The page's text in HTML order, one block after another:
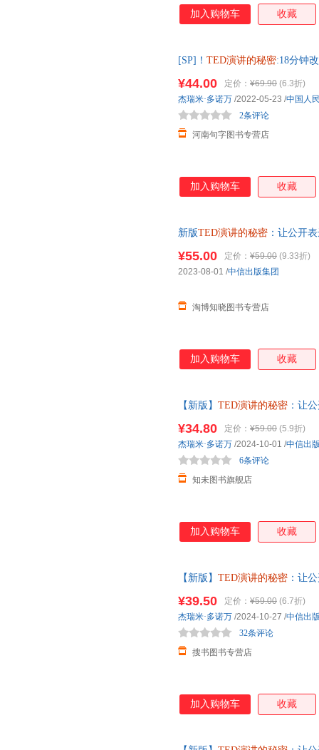
加入购物车 收藏
[SP]！ TED演讲的秘密:18分钟
物无忧
¥44.00 定价： ¥69.90 (6.3折)
河南句字图书专营店
2条评论
杰瑞米·多诺万 /2022-05-23 /中国人
加入购物车 收藏
新版TED演讲的秘密 ：让公开
¥55.00 定价： ¥59.00 (9.33折)
淘博知晓图书专营店
2023-08-01 /中信出版集团
加入购物车 收藏
【新版】 TED演讲的秘密 ：让
¥34.80 定价： ¥59.00 (5.9折)
知未图书旗舰店
6条评论
杰瑞米·多诺万 /2024-10-01 /中信出
加入购物车 收藏
【新版】 TED演讲的秘密 ：让
让公开表达成为你的核心能力~
¥39.50 定价： ¥59.00 (6.7折)
搜书图书专营店
32条评论
杰瑞米·多诺万 /2024-10-27 /中信出
加入购物车 收藏